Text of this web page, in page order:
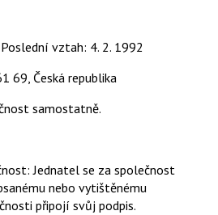
vztah: 4. 2. 1992
69, Česká republika
samostatně.
Jednatel se za společnost
nebo vytištěnému
připojí svůj podpis.